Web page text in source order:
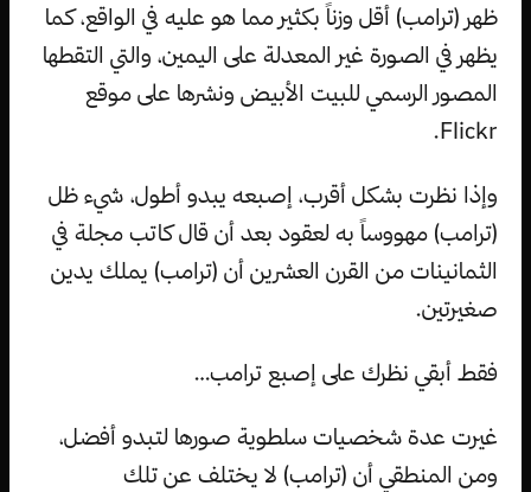
ظهر (ترامب) أقل وزناً بكثير مما هو عليه في الواقع، كما
يظهر في الصورة غير المعدلة على اليمين، والتي التقطها
المصور الرسمي للبيت الأبيض ونشرها على موقع
Flickr.
وإذا نظرت بشكل أقرب، إصبعه يبدو أطول، شيء ظل
(ترامب) مهووساً به لعقود بعد أن قال كاتب مجلة في
الثمانينات من القرن العشرين أن (ترامب) يملك يدين
صغيرتين.
فقط أبقي نظرك على إصبع ترامب…
غيرت عدة شخصيات سلطوية صورها لتبدو أفضل،
ومن المنطقي أن (ترامب) لا يختلف عن تلك